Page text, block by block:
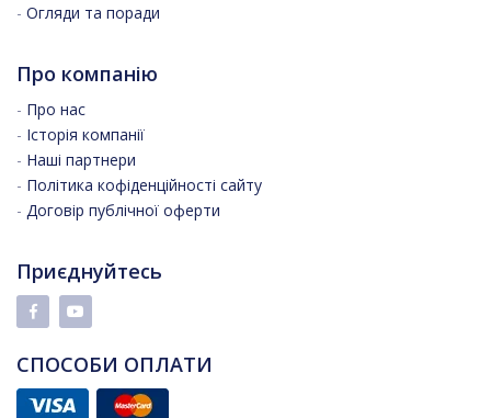
- Огляди та поради
Про компанію
- Про нас
- Історія компанії
- Наші партнери
- Політика кофіденційності сайту
- Договір публічної оферти
Приєднуйтесь
СПОСОБИ ОПЛАТИ